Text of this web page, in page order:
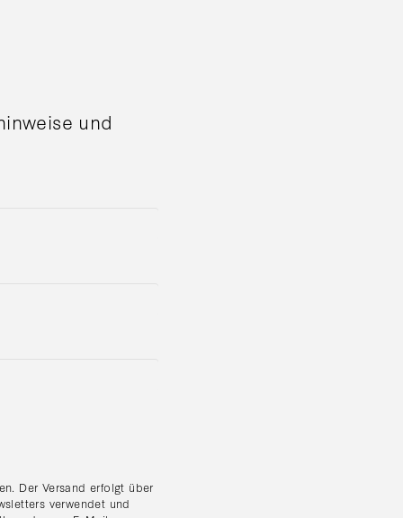
und
Der Versand erfolgt über
verwendet und